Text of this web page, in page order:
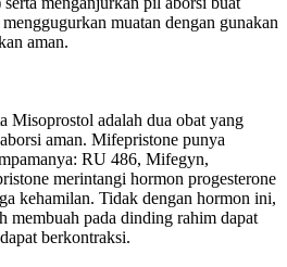
muatan dengan gunakan
aman.
Misoprostol adalah dua obat yang
aman. Mifepristone punya
RU 486, Mifegyn,
merintangi hormon progesterone
kehamilan. Tidak dengan hormon ini,
membuah pada dinding rahim dapat
berkontraksi.